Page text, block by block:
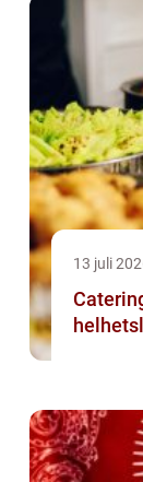
13 juli